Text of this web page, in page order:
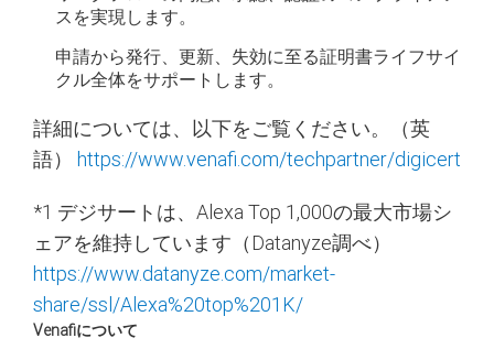
スを実現します。
申請から発行、更新、失効に至る証明書ライフサイ
クル全体をサポートします。
詳細については、以下をご覧ください。（英
語）
https://www.venafi.com/techpartner/digicert
*1 デジサートは、Alexa Top 1,000の最大市場シ
ェアを維持しています（Datanyze調べ）
https://www.datanyze.com/market-
share/ssl/Alexa%20top%201K/
Venafiについて